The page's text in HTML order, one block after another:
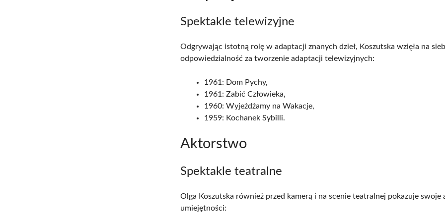
Spektakle telewizyjne
Odgrywając istotną rolę w adaptacji znanych dzieł, Koszutska wzięła na
odpowiedzialność za tworzenie adaptacji telewizyjnych:
1961: Dom Pychy,
1961: Zabić Człowieka,
1960: Wyjeżdżamy na Wakacje,
1959: Kochanek Sybilli.
Aktorstwo
Spektakle teatralne
Olga Koszutska również przed kamerą i na scenie teatralnej pokazuje swoje
umiejętności: